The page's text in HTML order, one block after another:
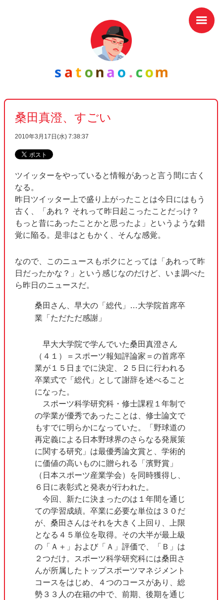
桑田真澄、すごい
2010年3月17日(水) 7:38:37
ツイッターをやっていると情報があっと言う間に古く
なる。
昨日ツイッター上で盛り上がったことは今日にはもう
古く、「あれ？ それって昨日起こったことだっけ？
もっと昔にあったことかと思ったよ」というような錯
覚に陥る。是非はともかく、そんな感覚。
なので、このニュースもボクにとっては「あれって昨
日だったかな？」という感じなのだけど、いま調べた
ら昨日のニュースだ。
桑田さん、早大の「総代」…大学院首席卒
業「ただただ感謝」
早大大学院で学んでいた桑田真澄さん
（４１）＝スポーツ報知評論家＝の首席卒
業が１５日までに決定、２５日に行われる
卒業式で「総代」として謝辞を述べること
になった。
スポーツ科学研究科・修士課程１年制で
の学業が優秀であったことは、修士論文で
もすでに明らかになっていた。「野球道の
再定義による日本野球界のさらなる発展策
に関する研究」は最優秀論文賞と、学術的
に価値の高いものに贈られる「濱野賞」
（日本スポーツ産業学会）を同時獲得し、
６日に表彰式と発表が行われた。
今回、新たに決まったのは１年間を通じ
ての学習成績。卒業に必要な単位は３０だ
が、桑田さんはそれを大きく上回り、上限
となる４５単位を取得。その大半が最上級
の「Ａ＋」および「Ａ」評価で、「Ｂ」は
２つだけ。スポーツ科学研究科には桑田さ
んが所属したトップスポーツマネジメント
コースをはじめ、４つのコースがあり、総
勢３３人の在籍の中で、前期、後期を通じ